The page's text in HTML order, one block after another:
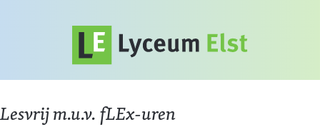
Lesvrij m.u.v. fLEx-uren